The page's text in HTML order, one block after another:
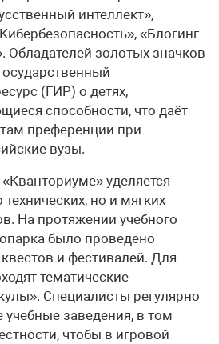
интеллект»,
«Блогинг
золотых значков
(ГИР) о детях,
способности, что даёт
преференции при
вузы.
уделяется
но и мягких
На протяжении учебного
было проведено
и фестивалей. Для
тематические
Специалисты регулярно
заведения, в том
чтобы в игровой